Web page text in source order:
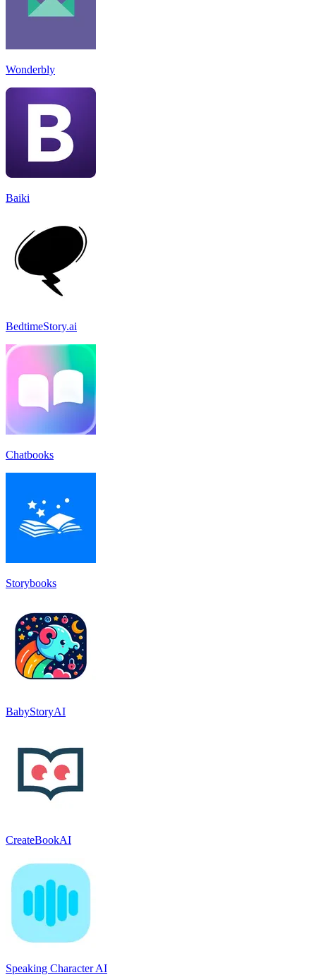
Wonderbly
Baiki
BedtimeStory.ai
Chatbooks
Storybooks
BabyStoryAI
CreateBookAI
Speaking Character AI